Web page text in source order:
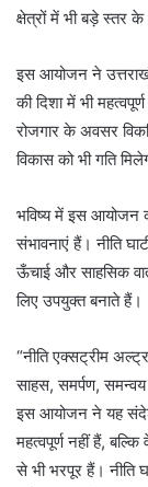
क्षेत्रों में भी बड़े स्तर
इस आयोजन ने
की दिशा में भी
रोजगार के अवसर
विकास को भी गति
भविष्य में इस आयोजन
संभावनाएं हैं। नीति
ऊँचाई और साहसिक
लिए उपयुक्त बनाते हैं।
“नीति एक्सट्रीम
साहस, समर्पण,
इस आयोजन ने यह संदेश
महत्वपूर्ण नहीं हैं,
से भी भरपूर हैं। नीति